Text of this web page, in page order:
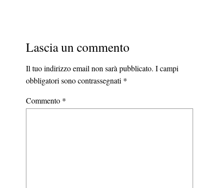
Lascia un commento
Il tuo indirizzo email non sarà pubblicato. I campi
obbligatori sono contrassegnati *
Commento *